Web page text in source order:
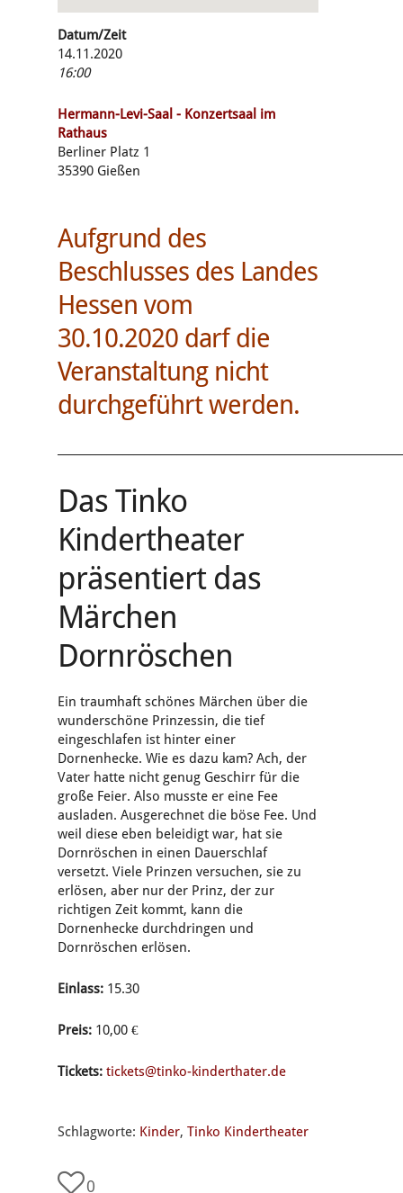
Datum/Zeit
14.11.2020
16:00
Hermann-Levi-Saal - Konzertsaal im
Rathaus
Berliner Platz 1
35390 Gießen
Aufgrund des
Beschlusses des Landes
Hessen vom
30.10.2020 darf die
Veranstaltung nicht
durchgeführt werden.
Das Tinko
Kindertheater
präsentiert das
Märchen
Dornröschen
Ein traumhaft schönes Märchen über die
wunderschöne Prinzessin, die tief
eingeschlafen ist hinter einer
Dornenhecke. Wie es dazu kam? Ach, der
Vater hatte nicht genug Geschirr für die
große Feier. Also musste er eine Fee
ausladen. Ausgerechnet die böse Fee. Und
weil diese eben beleidigt war, hat sie
Dornröschen in einen Dauerschlaf
versetzt. Viele Prinzen versuchen, sie zu
erlösen, aber nur der Prinz, der zur
richtigen Zeit kommt, kann die
Dornenhecke durchdringen und
Dornröschen erlösen.
Einlass: 15.30
Preis: 10,00 €
Tickets: tickets@tinko-kinderthater.de
Schlagworte: Kinder, Tinko Kindertheater
0